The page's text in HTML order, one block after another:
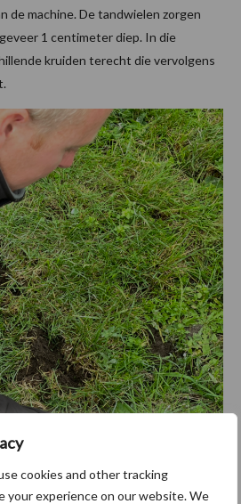
cookies and other tracking
your experience on our website. We
de machine. De tandwielen zorgen
1 centimeter diep. In die
kruiden terecht die vervolgens